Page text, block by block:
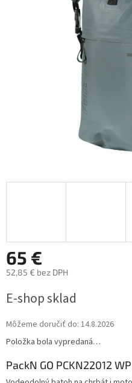
65 €
52,85 € bez DPH
cena:
E-shop sklad
Môžeme doručiť do: 14.8.2026
Položka bola vypredaná…
Pack´N GO PCKN22012